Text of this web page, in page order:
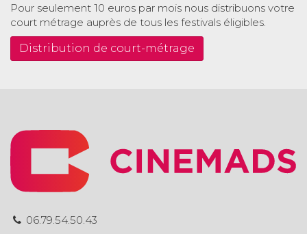
Pour seulement 10 euros par mois nous distribuons votre
court métrage auprès de tous les festivals éligibles.
Distribution de court-métrage
06.79.54.50.43